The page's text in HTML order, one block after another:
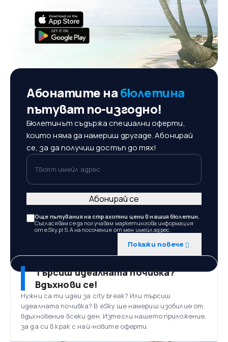
Абонатите набюлетина
пътуват по-изгодно!
Бюлетинът съдържа специални оферти,
които няма да намериш другаде. Абонирай
се, за да получиш достъп до тях!
Твоят имейл адрес
Още пътувания на страхотни цени в нашия бюлетин.
Съгласявам се да получавам маркетингова информация
от eSky.pl S.A на посочения от мен имейл адрес.
Покажи повече
Абонирай се
Търсиш идеалната почивка?
Вдъхнови се!
Нужни са ти идеи за city break? Или търсиш
идеалната почивка? В eSky ще намериш изобилие от
вдъхновение всеки ден. Изтегли нашето приложение,
за да си в крак с най-новите оферти.